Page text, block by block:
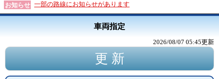
お知らせ 一部の路線にお知らせがあります
車両指定
2026/08/07 05:45更新